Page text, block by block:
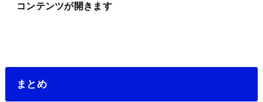
コンテンツが開きます
まとめ